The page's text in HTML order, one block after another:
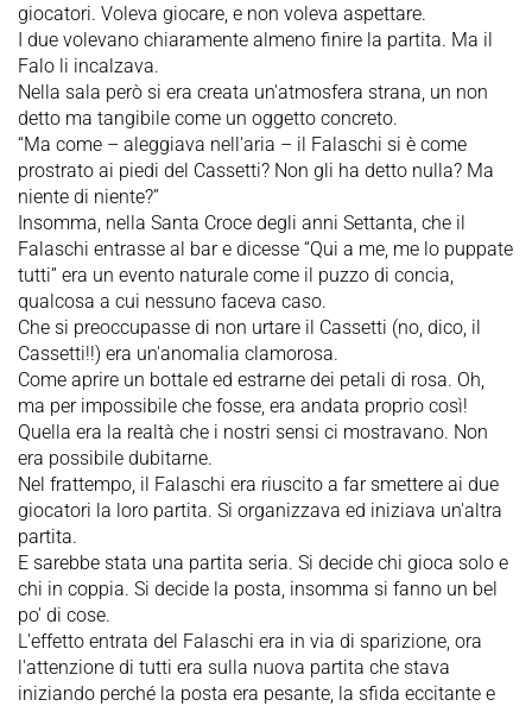
giocatori. Voleva giocare, e non voleva aspettare.
I due volevano chiaramente almeno finire la partita. Ma il
Falo li incalzava.
Nella sala però si era creata un'atmosfera strana, un non
detto ma tangibile come un oggetto concreto.
“Ma come – aleggiava nell'aria – il Falaschi si è come
prostrato ai piedi del Cassetti? Non gli ha detto nulla? Ma
niente di niente?”
Insomma, nella Santa Croce degli anni Settanta, che il
Falaschi entrasse al bar e dicesse “Qui a me, me lo puppate
tutti” era un evento naturale come il puzzo di concia,
qualcosa a cui nessuno faceva caso.
Che si preoccupasse di non urtare il Cassetti (no, dico, il
Cassetti!!) era un'anomalia clamorosa.
Come aprire un bottale ed estrarne dei petali di rosa. Oh,
ma per impossibile che fosse, era andata proprio così!
Quella era la realtà che i nostri sensi ci mostravano. Non
era possibile dubitarne.
Nel frattempo, il Falaschi era riuscito a far smettere ai due
giocatori la loro partita. Si organizzava ed iniziava un'altra
partita.
E sarebbe stata una partita seria. Si decide chi gioca solo e
chi in coppia. Si decide la posta, insomma si fanno un bel
po' di cose.
L'effetto entrata del Falaschi era in via di sparizione, ora
l'attenzione di tutti era sulla nuova partita che stava
iniziando perché la posta era pesante, la sfida eccitante e